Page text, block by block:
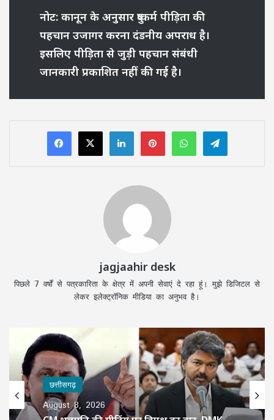
नोट: कानून के अनुसार दुष्कर्म पीड़िता की
पहचान उजागर करना दंडनीय अपराध है।
इसलिए पीड़िता से जुड़ी पहचान संबंधी
जानकारी प्रकाशित नहीं की गई है।
LinkedInPinterestWhatsAppTelegram
jagjaahir desk
पिछले 7 वर्षों से पत्रकारिता के क्षेत्र में अपनी सेवाएं दे रहा हूं। मुझे डिजिटल से
लेकर इलेक्ट्रॉनिक मीडिया का अनुभव है।
छत्तीसगढ़
August 8, 2026